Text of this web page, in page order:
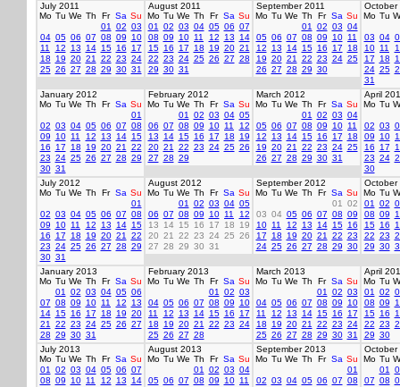
July 2011
Mo Tu We Th Fr Sa Su
01
02 03
04 05 06 07 08 09
10
11
12 13 14 15 16
17
18
19 20 21 22 23 24
25 26 27 28 29 30 31
August 2011
Mo Tu We Th Fr Sa Su
01
02 03 04 05 06 07
08 09 10 11 12 13
14
15 16 17 18 19 20 21
22 23 24 25 26 27 28
29 30 31
September 2011
Mo Tu We Th Fr Sa Su
01
02 03 04
05 06 07 08 09 10 11
12
13 14 15 16 17
18
19 20 21 22 23 24 25
26 27 28 29 30
October
Mo Tu
03 04
10 11
17
18
24 25
31
January 2012
Mo Tu We Th Fr Sa Su
01
02 03 04 05 06 07 08
09
10 11 12 13 14 15
16
17 18 19 20 21
22
23 24 25 26 27 28 29
30 31
February 2012
Mo Tu We Th Fr Sa Su
01
02 03 04 05
06 07 08 09 10 11
12
13
14 15 16 17 18
19
20 21 22 23 24 25 26
27 28 29
March 2012
Mo Tu We Th Fr Sa Su
01
02 03 04
05 06 07 08 09 10 11
12
13 14 15 16 17
18
19 20 21 22 23 24 25
26 27 28 29 30 31
April
Mo Tu
02 03
09
10
16
17
23 24
30
July 2012
Mo Tu We Th Fr Sa Su
01
02 03 04 05 06 07 08
09
10 11 12 13 14 15
16
17 18 19 20 21
22
23 24 25 26 27 28 29
30 31
August 2012
Mo Tu We Th Fr Sa Su
01
02 03 04 05
06 07 08 09 10 11
12
13
14 15 16 17 18
19
20 21 22 23 24 25 26
27 28 29 30 31
September 2012
Mo Tu We Th Fr Sa Su
01
02
03 04 05 06 07 08 09
10 11 12 13 14 15 16
17
18 19 20 21 22 23
24 25 26 27 28 29 30
October
Mo Tu
01
02
08 09
15 16
22 23
29 30
January 2013
Mo Tu We Th Fr Sa Su
01
02 03 04 05 06
07 08 09 10 11 12
13
14 15 16 17 18 19 20
21
22 23 24 25 26 27
28 29 30 31
February 2013
Mo Tu We Th Fr Sa Su
01
02 03
04 05 06 07 08 09
10
11
12 13 14 15 16
17
18
19 20 21 22 23 24
25 26 27 28
March 2013
Mo Tu We Th Fr Sa Su
01
02 03
04 05 06 07 08 09
10
11
12 13 14 15 16
17
18
19 20 21 22 23 24
25 26 27 28 29 30 31
April
Mo Tu
01
02
08 09
15 16
22 23
29 30
July 2013
Mo Tu We Th Fr Sa Su
01
02 03 04 05 06 07
08 09 10 11 12 13
14
August 2013
Mo Tu We Th Fr Sa Su
01
02 03 04
05 06 07 08 09 10 11
September 2013
Mo Tu We Th Fr Sa Su
01
02 03 04 05 06 07 08
October
Mo Tu
01
07 08